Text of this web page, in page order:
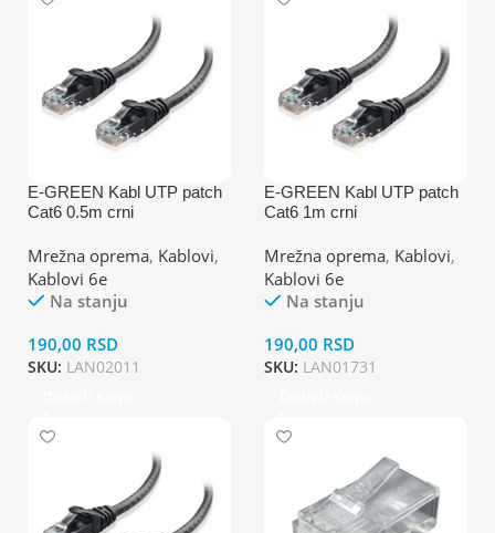
E-GREEN Kabl UTP patch
Cat6 0.5m crni
Mrežna oprema, Kablovi,
Kablovi 6e
Na stanju
190,00 RSD
SKU: LAN02011
E-GREEN Kabl UTP patch
Cat6 1m crni
Mrežna oprema, Kablovi,
Kablovi 6e
Na stanju
190,00 RSD
SKU: LAN01731